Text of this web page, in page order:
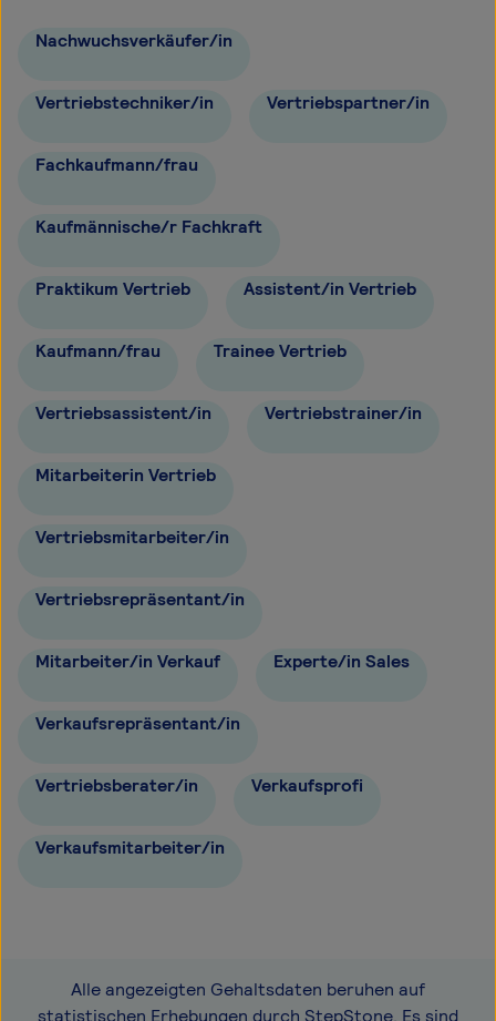
Nachwuchsverkäufer/in
Vertriebstechniker/in Vertriebspartner/in
Fachkaufmann/frau
Kaufmännische/r Fachkraft
Praktikum Vertrieb Assistent/in Vertrieb
Kaufmann/frau Trainee Vertrieb
Vertriebsassistent/in Vertriebstrainer/in
Mitarbeiterin Vertrieb
Vertriebsmitarbeiter/in
Vertriebsrepräsentant/in
Mitarbeiter/in Verkauf Experte/in Sales
Verkaufsrepräsentant/in
Vertriebsberater/in Verkaufsprofi
Verkaufsmitarbeiter/in
Alle angezeigten Gehaltsdaten beruhen auf
statistischen Erhebungen durch StepStone. Es sind